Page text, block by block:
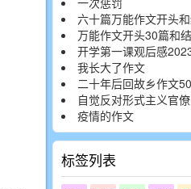
六十篇万能作文开头
万能作文开头30篇和
开学第一课观后感
我长大了作文
二十年后回故乡作文
自觉反对形式主义官
疫情的作文
标签列表